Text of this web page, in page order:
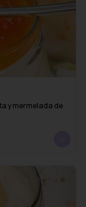
y mermelada de